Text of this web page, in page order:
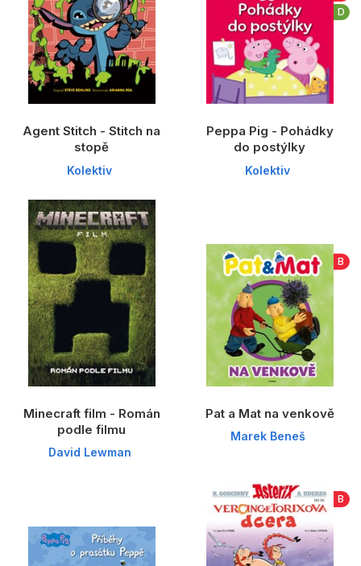
Předškoláci
Příroda a zahrada
Společnost, politika
Výchova a pedagogika
Young adult
Zdraví a životní styl
Všechny kategorie
Agent Stitch - Stitch na
stopě
Kolektiv
D
Peppa Pig - Pohádky
do postýlky
Kolektiv
Minecraft film - Román
podle filmu
David Lewman
B
Pat a Mat na venkově
Marek Beneš
B